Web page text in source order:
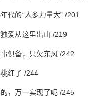
代的“人多力量大” /201
爱从这里出山 /219
俱备，只欠东风 /242
红了 /244
，万一实现了呢 /245